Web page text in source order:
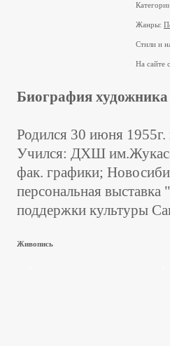
Жанры:
Стили и
На сайте
Биография художника
Родился 30 июня 1955г.
Учился: ДХШ им.Жукаса
фак. графики;
персональная
поддержки культуры
Живопись